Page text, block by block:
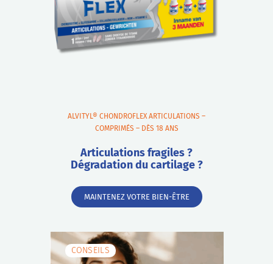
ALVITYL® CHONDROFLEX ARTICULATIONS –
COMPRIMÉS – DÈS 18 ANS
Articulations fragiles ?
Dégradation du cartilage ?
MAINTENEZ VOTRE BIEN-ÊTRE
CONSEILS